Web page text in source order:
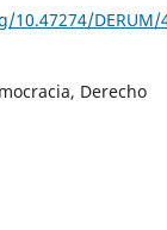
DERUM/
Derecho